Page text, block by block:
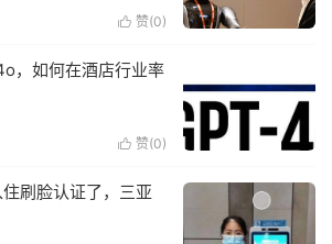
 赞(0)
，如何在酒店行业率
 赞(0)
刷脸认证了，三亚